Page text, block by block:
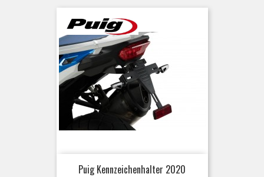
Puig Kennzeichenhalter 2020